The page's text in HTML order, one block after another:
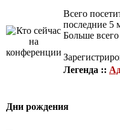
Всего
последние 5
Больше
Легенда ::
Дни рождения